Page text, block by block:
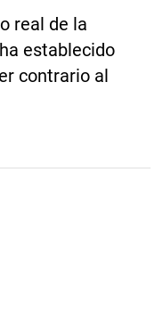
real de la
establecido
contrario al